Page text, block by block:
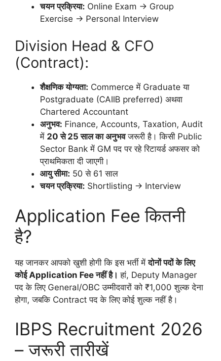
चयन प्रक्रिया: Online Exam → Group
Exercise → Personal Interview
Division Head & CFO
(Contract):
शैक्षणिक योग्यता: Commerce में Graduate या
Postgraduate (CAIIB preferred) अथवा
Chartered Accountant
अनुभव: Finance, Accounts, Taxation, Audit
में 20 से 25 साल का अनुभवजरूरी है। किसी Public
Sector Bank में GM पद पर रहे रिटायर्ड अफसर को
प्राथमिकता दी जाएगी।
आयु सीमा: 50 से 61 साल
चयन प्रक्रिया: Shortlisting → Interview
Application Fee कितनी
है?
यह जानकर आपको खुशी होगी कि इस भर्ती मेंदोनों पदों के लिए
कोई Application Fee नहीं है। हां, Deputy Manager
पद के लिए General/OBC उम्मीदवारों को ₹1,000 शुल्क देना
होगा, जबकि Contract पद के लिए कोई शुल्क नहीं है।
IBPS Recruitment 2026
– जरूरी तारीखें